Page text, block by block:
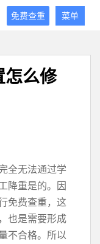
菜单
免费查重
怎么修
全无法通过学
降重是的。因
免费查重，这
也是需要形成
不合格。所以